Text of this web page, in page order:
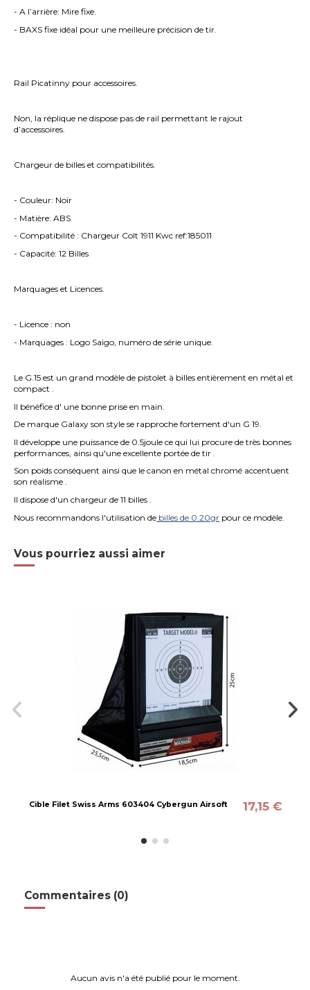
- A l’arrière: Mire fixe.
- BAXS fixe idéal pour une meilleure précision de tir.
Rail Picatinny pour accessoires.
Non, la réplique ne dispose pas de rail permettant le rajout
d’accessoires.
Chargeur de billes et compatibilités.
- Couleur: Noir
- Matière: ABS
- Compatibilité : Chargeur Colt 1911 Kwc ref:185011
- Capacité: 12 Billes
Marquages et Licences.
- Licence : non
- Marquages : Logo Saigo, numéro de série unique.
Le G.15 est un grand modèle de pistolet à billes entièrement en métal et
compact .
Il bénéfice d' une bonne prise en main.
De marque Galaxy son style se rapproche fortement d'un G 19.
Il développe une puissance de 0.5joule ce qui lui procure de très bonnes
performances, ainsi qu'une excellente portée de tir .
Son poids conséquent ainsi que le canon en métal chromé accentuent
son réalisme .
Il dispose d'un chargeur de 11 billes .
Nous recommandons l'utilisation de billes de 0.20gr pour ce modèle.
Vous pourriez aussi aimer
Cible Filet Swiss Arms 603404 Cybergun Airsoft 17,15 €
Commentaires (0)
Aucun avis n'a été publié pour le moment.